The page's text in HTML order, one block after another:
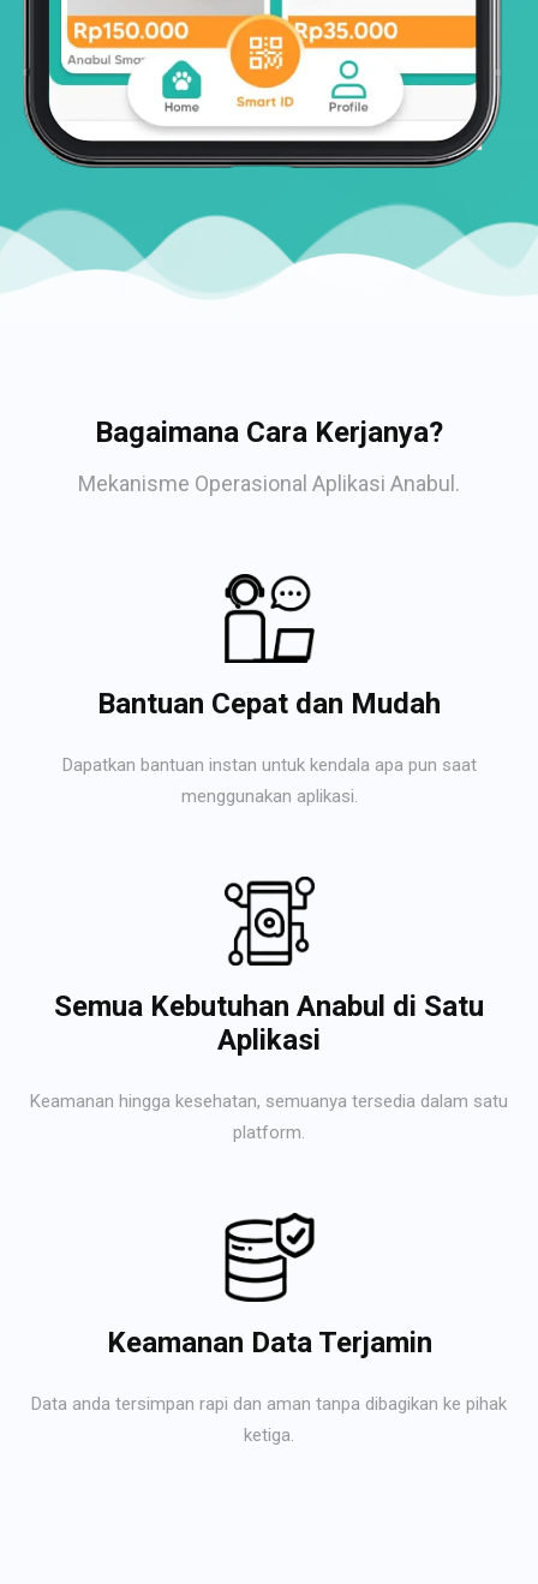
Bagaimana Cara Kerjanya?
Mekanisme Operasional Aplikasi Anabul.
Bantuan Cepat dan Mudah
Dapatkan bantuan instan untuk kendala apa pun saat
menggunakan aplikasi.
Semua Kebutuhan Anabul di Satu
Aplikasi
Keamanan hingga kesehatan, semuanya tersedia dalam satu
platform.
Keamanan Data Terjamin
Data anda tersimpan rapi dan aman tanpa dibagikan ke pihak
ketiga.